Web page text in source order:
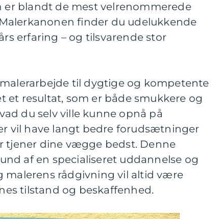
er blandt de mest velrenommerede
finder du udelukkende
erfaring – og tilsvarende stor
til dygtige og kompetente
et resultat, som er både smukkere og
du selv ville kunne opnå på
vil have langt bedre forudsætninger
tjener dine vægge bedst. Denne
af en specialiseret uddannelse og
malerens rådgivning vil altid være
tilstand og beskaffenhed.